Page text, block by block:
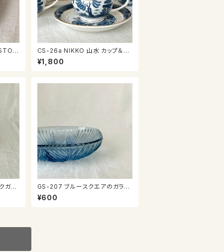
CS-26a NIKKO 山水 カップ＆ソ
ーサー
¥1,800
GS-207 ブルースクエアのガラス
器
¥600